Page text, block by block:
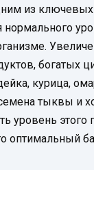
из
богатых
курица,
тыквы и
уровень этого
оптимальный